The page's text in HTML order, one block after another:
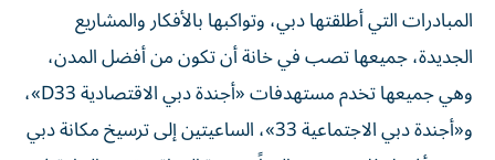
المبادرات التي أطلقتها دبي، وتواكبها بالأفكار والمشاريع
الجديدة، جميعها تصب في خانة أن تكون من أفضل المدن،
وهي جميعها تخدم مستهدفات «أجندة دبي الاقتصادية D33»،
و«أجندة دبي الاجتماعية 33»، الساعيتين إلى ترسيخ مكانة دبي